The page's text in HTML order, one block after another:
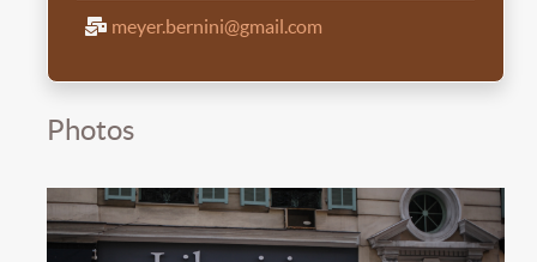
meyer.bernini@gmail.com
Photos